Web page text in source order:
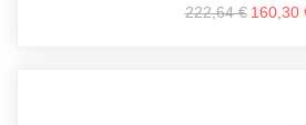
222,64 € 160,30